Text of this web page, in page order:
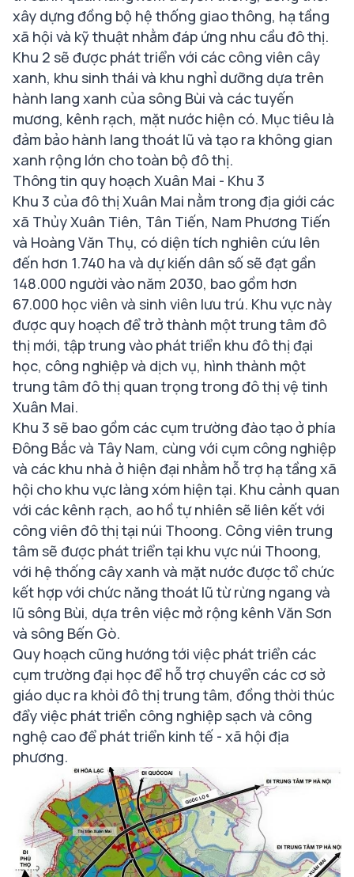
xây dựng đồng bộ hệ thống giao thông, hạ tầng
xã hội và kỹ thuật nhằm đáp ứng nhu cầu đô thị.
Khu 2 sẽ được phát triển với các công viên cây
xanh, khu sinh thái và khu nghỉ dưỡng dựa trên
hành lang xanh của sông Bùi và các tuyến
mương, kênh rạch, mặt nước hiện có. Mục tiêu là
đảm bảo hành lang thoát lũ và tạo ra không gian
xanh rộng lớn cho toàn bộ đô thị.
Thông tin quy hoạch Xuân Mai - Khu 3
Khu 3 của đô thị Xuân Mai nằm trong địa giới các
xã Thủy Xuân Tiên, Tân Tiến, Nam Phương Tiến
và Hoàng Văn Thụ, có diện tích nghiên cứu lên
đến hơn 1.740 ha và dự kiến dân số sẽ đạt gần
148.000 người vào năm 2030, bao gồm hơn
67.000 học viên và sinh viên lưu trú. Khu vực này
được quy hoạch để trở thành một trung tâm đô
thị mới, tập trung vào phát triển khu đô thị đại
học, công nghiệp và dịch vụ, hình thành một
trung tâm đô thị quan trọng trong đô thị vệ tinh
Xuân Mai.
Khu 3 sẽ bao gồm các cụm trường đào tạo ở phía
Đông Bắc và Tây Nam, cùng với cụm công nghiệp
và các khu nhà ở hiện đại nhằm hỗ trợ hạ tầng xã
hội cho khu vực làng xóm hiện tại. Khu cảnh quan
với các kênh rạch, ao hồ tự nhiên sẽ liên kết với
công viên đô thị tại núi Thoong. Công viên trung
tâm sẽ được phát triển tại khu vực núi Thoong,
với hệ thống cây xanh và mặt nước được tổ chức
kết hợp với chức năng thoát lũ từ rừng ngang và
lũ sông Bùi, dựa trên việc mở rộng kênh Văn Sơn
và sông Bến Gò.
Quy hoạch cũng hướng tới việc phát triển các
cụm trường đại học để hỗ trợ chuyển các cơ sở
giáo dục ra khỏi đô thị trung tâm, đồng thời thúc
đẩy việc phát triển công nghiệp sạch và công
nghệ cao để phát triển kinh tế - xã hội địa
phương.